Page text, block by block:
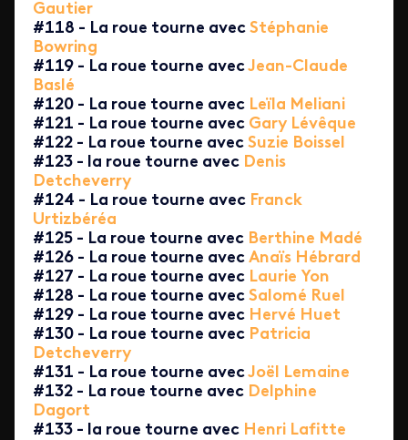
Gautier
#118 - La roue tourne avec Stéphanie
Bowring
#119 - La roue tourne avecJean-Claude
Baslé
#120 - La roue tourne avec Leïla Meliani
#121 - La roue tourne avec Gary Lévêque
#122 - La roue tourne avec Suzie Boissel
#123 - la roue tourne avec Denis
Detcheverry
#124 - La roue tourne avec Franck
Urtizbéréa
#125 - La roue tourne avec Berthine Madé
#126 - La roue tourne avec Anaïs Hébrard
#127 - La roue tourne avec Laurie Yon
#128 - La roue tourne avec Salomé Ruel
#129 - La roue tourne avec Hervé Huet
#130 - La roue tourne avec Patricia
Detcheverry
#131 - La roue tourne avecJoël Lemaine
#132 - La roue tourne avec Delphine
Dagort
#133 - la roue tourne avec Henri Lafitte